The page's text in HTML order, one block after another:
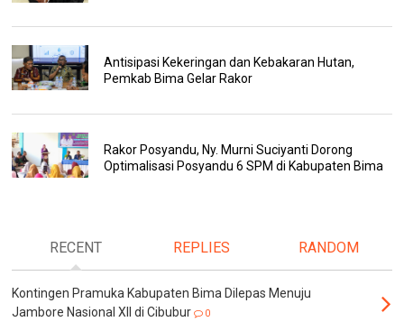
Antisipasi Kekeringan dan Kebakaran Hutan,
Pemkab Bima Gelar Rakor
Rakor Posyandu, Ny. Murni Suciyanti Dorong
Optimalisasi Posyandu 6 SPM di Kabupaten Bima
RECENT REPLIES RANDOM
Kontingen Pramuka Kabupaten Bima Dilepas Menuju
Jambore Nasional XII di Cibubur
0